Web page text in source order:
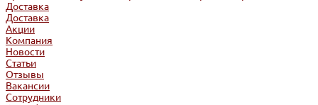
Доставка
Доставка
Акции
Компания
Новости
Статьи
Отзывы
Вакансии
Сотрудники